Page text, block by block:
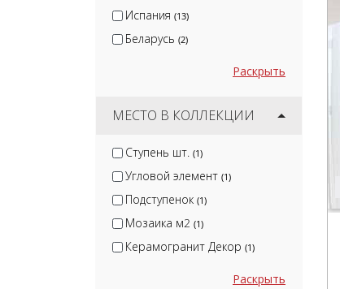
Испания (13)
Беларусь (2)
Раскрыть
МЕСТО В КОЛЛЕКЦИИ
Ступень шт. (1)
Угловой элемент (1)
Подступенок (1)
Мозаика м2 (1)
Керамогранит Декор (1)
Раскрыть